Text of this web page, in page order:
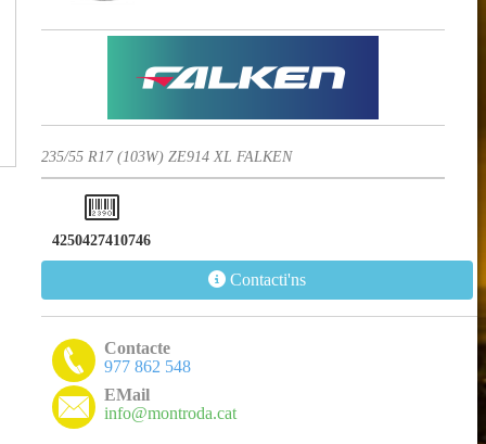
235/55 R17 (103W) ZE914 XL FALKEN
4250427410746
Contacti'ns
Contacte
977 862 548
EMail
info@montroda.cat